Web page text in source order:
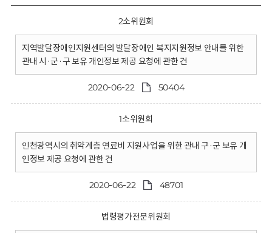
2소위원회
지역발달장애인지원센터의 발달장애인 복지지원정보 안내를 위한
관내 시·군·구 보유 개인정보 제공 요청에 관한 건
2020-06-22 50404
1소위원회
인천광역시의 취약계층 연료비 지원사업을 위한 관내 구·군 보유 개
인정보 제공 요청에 관한 건
2020-06-22 48701
법령평가전문위원회